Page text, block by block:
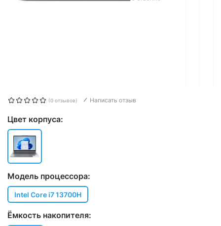
(0 отзывов) Написать отзыв
Цвет корпуса:
Модель процессора:
Intel Core i7 13700H
Ёмкость накопителя: